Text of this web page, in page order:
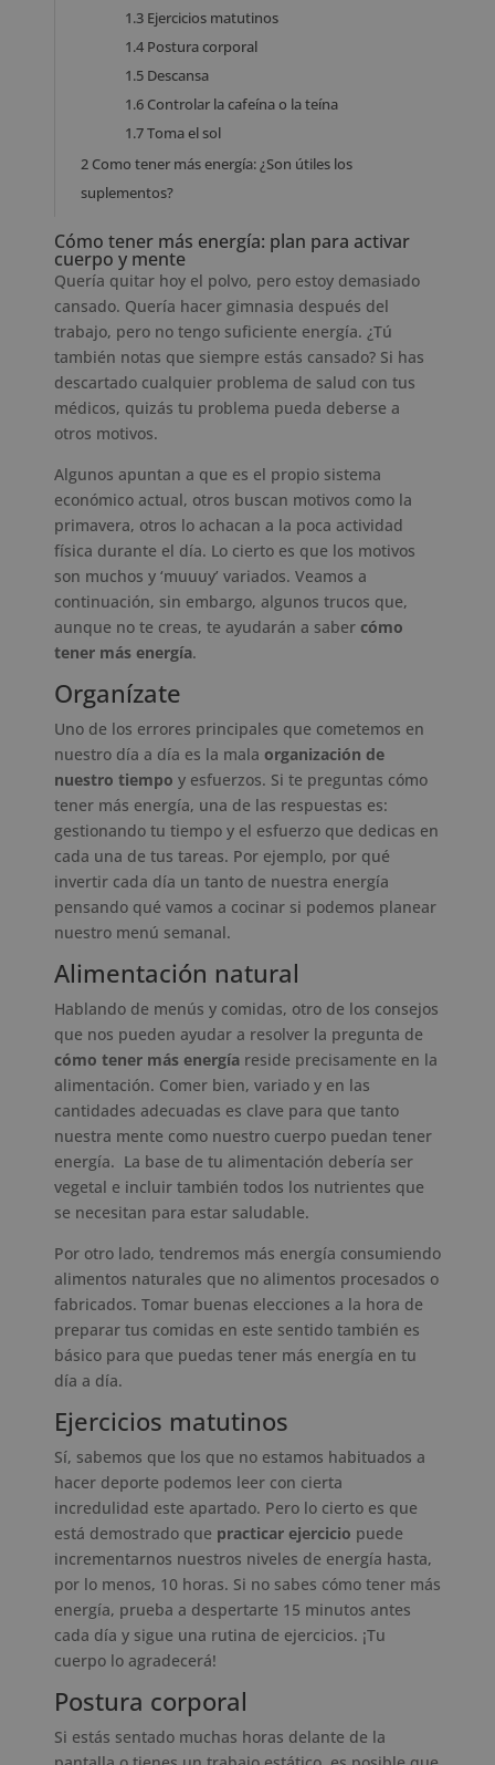
1.3Ejercicios matutinos
1.4Postura corporal
1.5Descansa
1.6Controlar la cafeína o la teína
1.7Toma el sol
2Como tener más energía: ¿Son útiles los
suplementos?
Cómo tener más energía: plan para activar
cuerpo y mente
Quería quitar hoy el polvo, pero estoy demasiado
cansado. Quería hacer gimnasia después del
trabajo, pero no tengo suficiente energía. ¿Tú
también notas que siempre estás cansado? Si has
descartado cualquier problema de salud con tus
médicos, quizás tu problema pueda deberse a
otros motivos.
Algunos apuntan a que es el propio sistema
económico actual, otros buscan motivos como la
primavera, otros lo achacan a la poca actividad
física durante el día. Lo cierto es que los motivos
son muchos y ‘muuuy’ variados. Veamos a
continuación, sin embargo, algunos trucos que,
aunque no te creas, te ayudarán a saber cómo
tener más energía.
Organízate
Uno de los errores principales que cometemos en
nuestro día a día es la mala organización de
nuestro tiempo y esfuerzos. Si te preguntas cómo
tener más energía, una de las respuestas es:
gestionando tu tiempo y el esfuerzo que dedicas en
cada una de tus tareas. Por ejemplo, por qué
invertir cada día un tanto de nuestra energía
pensando qué vamos a cocinar si podemos planear
nuestro menú semanal.
Alimentación natural
Hablando de menús y comidas, otro de los consejos
que nos pueden ayudar a resolver la pregunta de
cómo tener más energíareside precisamente en la
alimentación. Comer bien, variado y en las
cantidades adecuadas es clave para que tanto
nuestra mente como nuestro cuerpo puedan tener
energía. La base de tu alimentación debería ser
vegetal e incluir también todos los nutrientes que
se necesitan para estar saludable.
Por otro lado, tendremos más energía consumiendo
alimentos naturales que no alimentos procesados o
fabricados. Tomar buenas elecciones a la hora de
preparar tus comidas en este sentido también es
básico para que puedas tener más energía en tu
día a día.
Ejercicios matutinos
Sí, sabemos que los que no estamos habituados a
hacer deporte podemos leer con cierta
incredulidad este apartado. Pero lo cierto es que
está demostrado que practicar ejercicio puede
incrementarnos nuestros niveles de energía hasta,
por lo menos, 10 horas. Si no sabes cómo tener más
energía, prueba a despertarte 15 minutos antes
cada día y sigue una rutina de ejercicios. ¡Tu
cuerpo lo agradecerá!
Postura corporal
Si estás sentado muchas horas delante de la